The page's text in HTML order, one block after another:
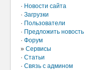
· Новости сайта
· Загрузки
· Пользователи
· Предложить новость
· Форум
» Сервисы
· Статьи
· Связь с админом